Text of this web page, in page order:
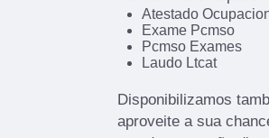
Atestado
Exame Pcmso
Pcmso Exames
Laudo Ltcat
Disponibilizamos
aproveite a sua